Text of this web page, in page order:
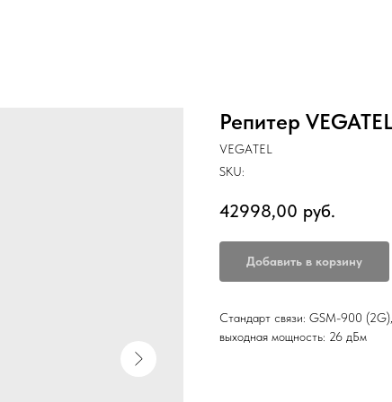
Репитер
VEGATEL
SKU:
42998,00 руб.
Добавить в корзину
Стандарт связи: GSM-900
выходная мощность: 26 дБм